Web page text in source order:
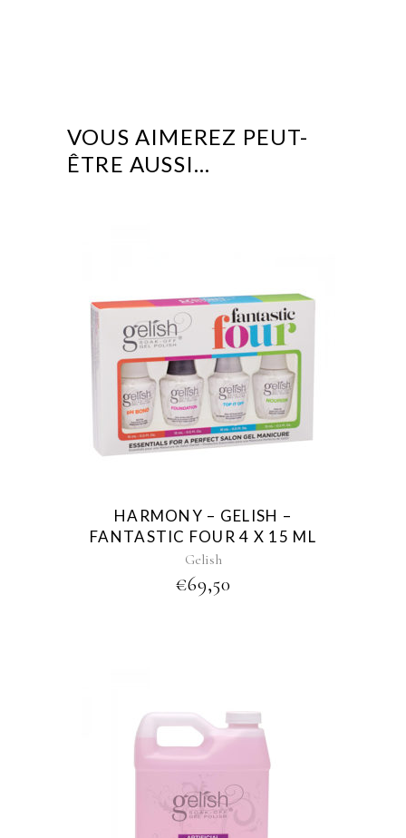
VOUS AIMEREZ PEUT-
ÊTRE AUSSI…
HARMONY – GELISH –
FANTASTIC FOUR 4 X 15 ML
Gelish
€69,50